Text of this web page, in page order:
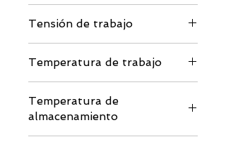
Tensión de trabajo
Temperatura de trabajo
Temperatura de
almacenamiento